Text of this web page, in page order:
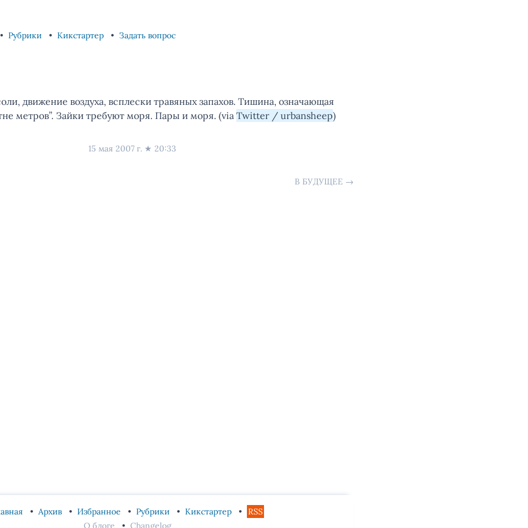
Рубрики Кикстартер Задать вопрос
движение воздуха, всплески травяных запахов. Тишина, означающая
метров”. Зайки требуют моря. Пары и моря. (via Twitter / urbansheep)
15 мая 2007 г.★ 20:33
В БУДУЩЕЕ →
Архив Избранное Рубрики Кикстартер
RSS
О блоге
Changelog